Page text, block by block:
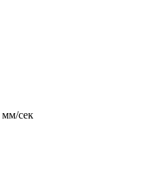
мм/сек